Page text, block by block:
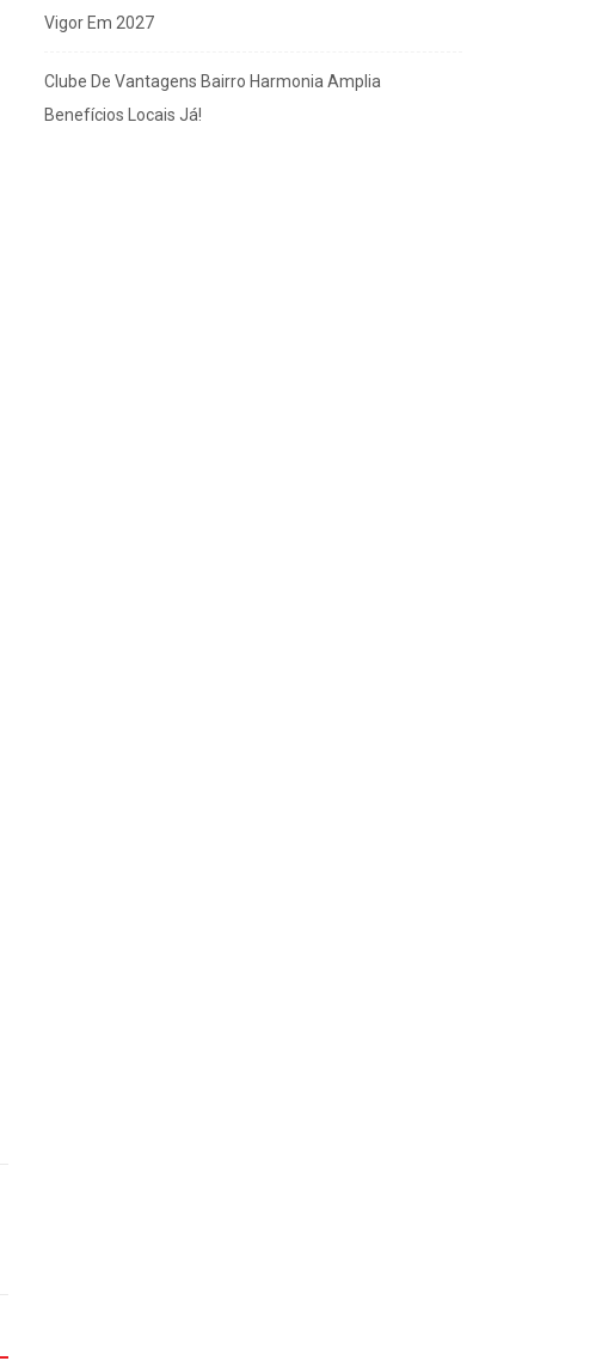
Vigor Em 2027
Clube De Vantagens Bairro Harmonia Amplia
Benefícios Locais Já!